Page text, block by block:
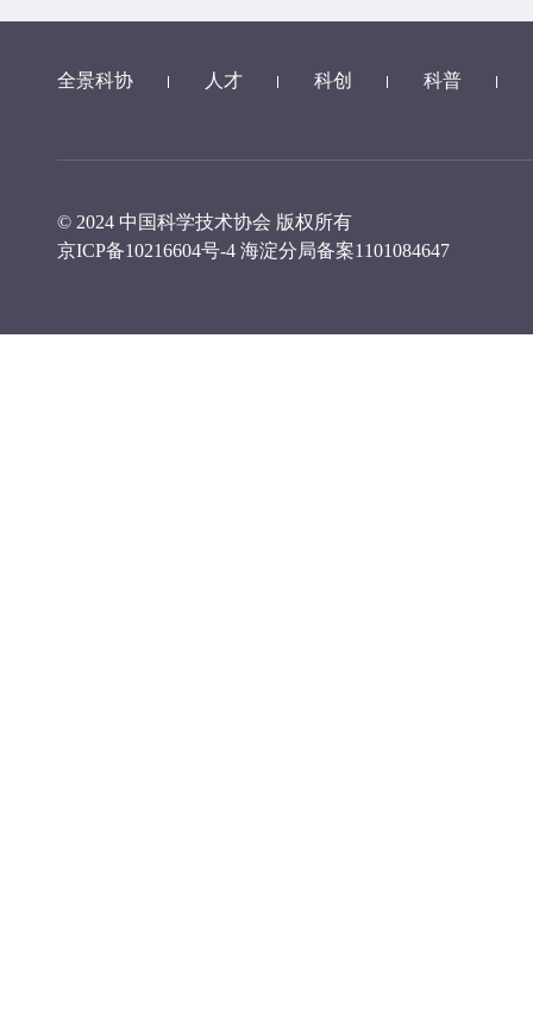
全景科协 人才 科创 科普
© 2024 中国科学技术协会 版权所有
京ICP备10216604号-4 海淀分局备案1101084647